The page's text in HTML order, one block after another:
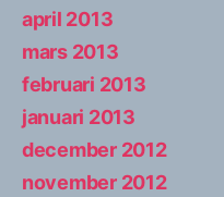
april 2013
mars 2013
februari 2013
januari 2013
december 2012
november 2012